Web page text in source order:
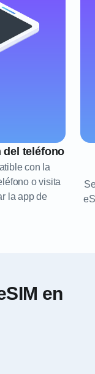
del teléfono
con la
o visita
la app de
en